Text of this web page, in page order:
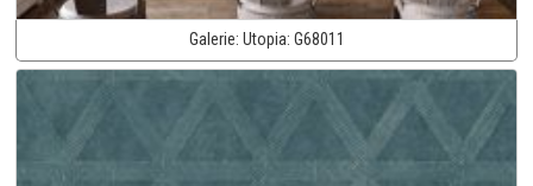
Galerie: Utopia: G68011